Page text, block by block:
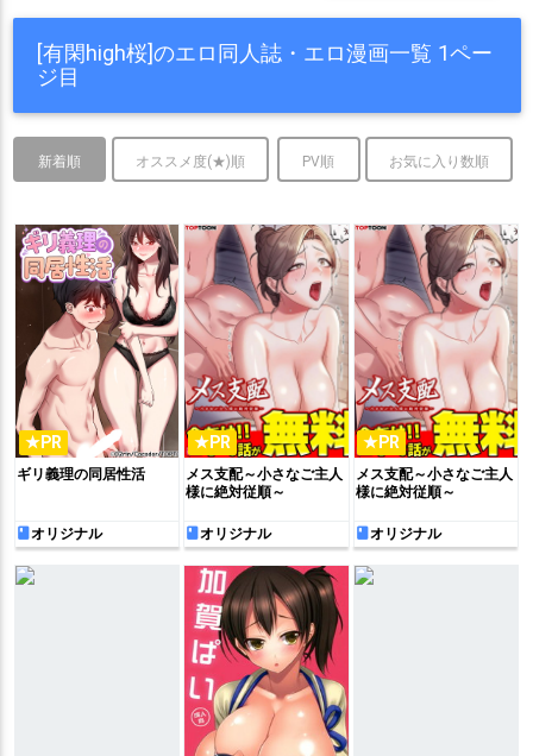
[有閑high桜]のエロ同人誌・エロ漫画一覧 1ペー
ジ目
新着順 オススメ度(★)順 PV順 お気に入り数順
★PR
ギリ義理の同居性活
オリジナル
★PR
メス支配～小さなご主人
様に絶対従順～
オリジナル
★PR
メス支配～小さなご主人
様に絶対従順～
オリジナル